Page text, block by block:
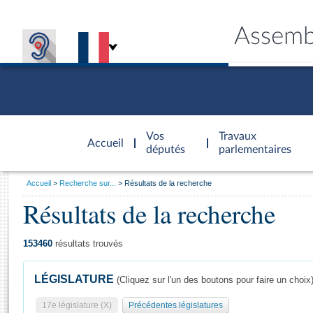
Accueil
d'accueil
Vos
députés
Travaux
parlementaires
Général
Vous
Accueil Recherche sur... Résultats de la recherche
Résultats de la recherche
153460 résultats trouvés
LÉGISLATURE (Cliquez sur l'un des boutons pour faire un choix)
17e législature (X) Précédentes législatures